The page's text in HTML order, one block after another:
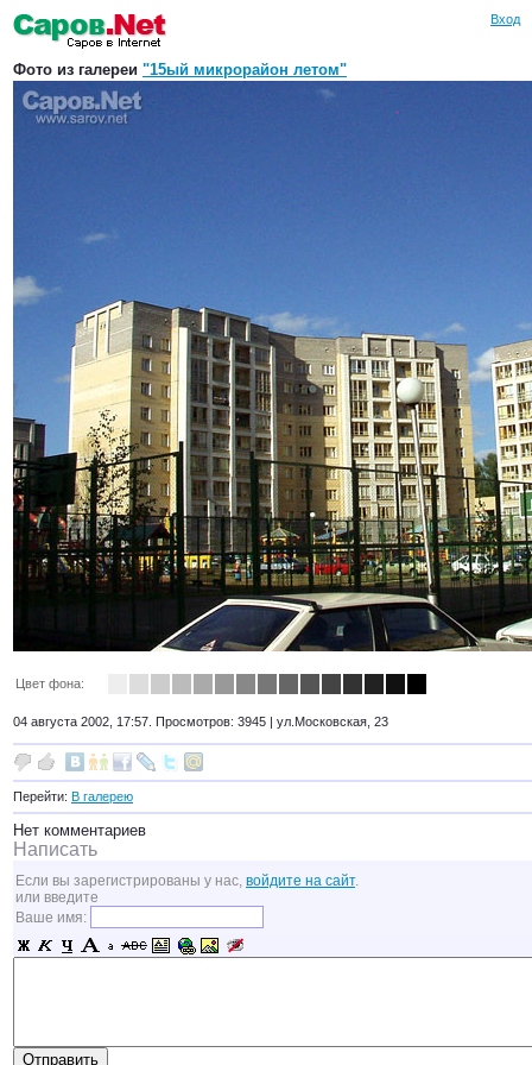
Вход
Фото из галереи "15ый микрорайон летом"
Цвет фона:
04 августа 2002, 17:57. Просмотров: 3945 | ул.Московская, 23
Перейти: В галерею
Нет комментариев
Написать
Если вы зарегистрированы у нас, войдите на сайт.
или введите
Ваше имя: